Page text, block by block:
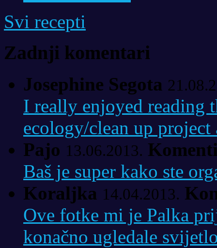
Svi recepti
Zadnji komentari
Josephine Segota
I really enjoyed reading
ecology/clean up
Pajo 13.06.2013.
Baš je super kako ste
Koraljka 14.04.2013.
Ove fotke mi je Palka
konačno ugledale